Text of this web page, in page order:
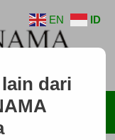
EN ID
dari